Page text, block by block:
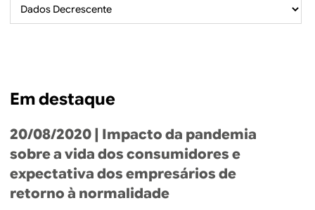
e
s
a
Em destaque
20/08/2020 | Impacto da pandemia
sobre a vida dos consumidores e
expectativa dos empresários de
retorno à normalidade